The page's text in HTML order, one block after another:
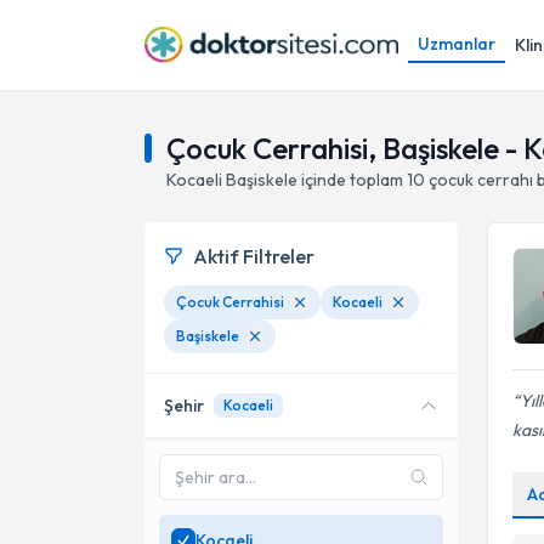
Uzmanlar
Çocuk Cerrahisi, Başiskele -
Kocaeli Başiskele içinde toplam 10 çocuk cerrahı
Aktif Filtreler
Çocuk Cerrahisi
Kocaeli
Başiskele
Şehir Kocaeli